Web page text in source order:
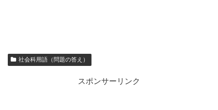
社会科用語（問題の答え）
スポンサーリンク